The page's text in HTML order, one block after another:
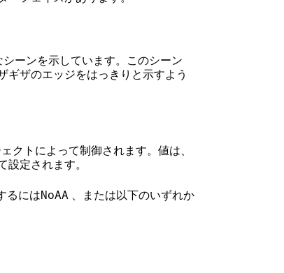
ーンを示しています。このシーン
ザのエッジをはっきりと示すよう
クトによって制御されます。値は、
定されます。
るにはNoAA 、または以下のいずれか